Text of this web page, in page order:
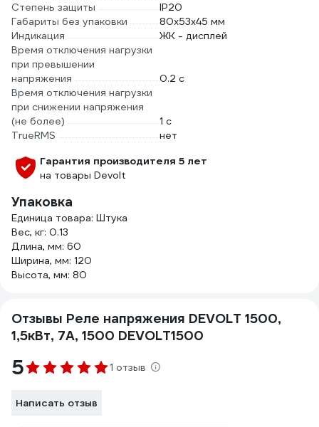
Степень защиты
IP20
Габариты без упаковки
80х53х45 мм
Индикация
ЖК - дисплей
Время отключения нагрузки
при превышении
напряжения
0.2 с
Время отключения нагрузки
при снижении напряжения
(не более)
1 с
TrueRMS
нет
Гарантия производителя 5 лет
на товары Devolt
Упаковка
Единица товара: Штука
Вес, кг: 0.13
Длина, мм: 60
Ширина, мм: 120
Высота, мм: 80
Отзывы Реле напряжения DEVOLT 1500,
1,5кВт, 7А, 1500 DEVOLT1500
5 1 отзыв
Написать отзыв